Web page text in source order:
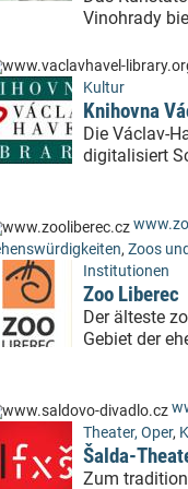
Vinohrady
Kultur
Knihovna
Die Václav-
digitalisiert
, Zoos
Institutionen
Zoo Liberec
Der älteste
Gebiet der
Theater, Oper,
Šalda-
Zum